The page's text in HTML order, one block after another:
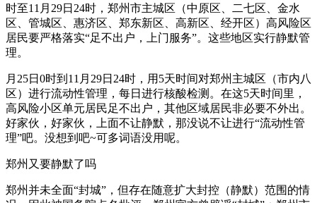
时至11月29日24时，郑州市主城区（中原区、二七区、金水
区、管城区、惠济区、郑东新区、高新区、经开区）高风险区
居民要严格落实“足不出户，上门服务”。这些地区实行静默管
理。
月25日0时到11月29日24时，用5天时间对郑州主城区（市内八
区）进行流动性管理，每日进行核酸检测。在这5天时间里，
高风险小区单元居民足不出户，其他区域居民非必要不外出。
好家伙，好家伙，上面不让静默，那没说不让进行“流动性管
理”吧。没想到吧~可多词语没用呢。
郑州又要静默了吗
郑州并未全面“封城”，但存在随意扩大封控（静默）范围的情